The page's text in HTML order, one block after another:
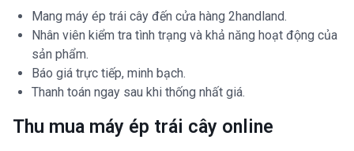
Mang máy ép trái cây đến cửa hàng 2handland.
Nhân viên kiểm tra tình trạng và khả năng hoạt động của
sản phẩm.
Báo giá trực tiếp, minh bạch.
Thanh toán ngay sau khi thống nhất giá.
Thu mua máy ép trái cây online